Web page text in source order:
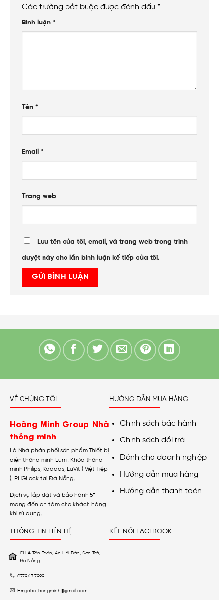
Các trường bắt buộc được đánh dấu *
Bình luận *
Tên *
Email *
Trang web
Lưu tên của tôi, email, và trang web trong trình
duyệt này cho lần bình luận kế tiếp của tôi.
VỀ CHÚNG TÔI
Hoàng Minh Group_Nhà
thông minh
Là Nhà phân phối sản phẩm Thiết bị
điện thông minh Lumi, Khóa thông
minh Philips, Kaadas, LuVit ( Việt Tiệp
), PHGLock tại Đà Nẵng.
Dịch vụ lắp đặt và bảo hành 5*
mang đến an tâm cho khách hàng
khi sử dụng.
HƯỚNG DẪN MUA HÀNG
Chính sách bảo hành
Chính sách đổi trả
Dành cho doanh nghiệp
Hướng dẫn mua hàng
Hướng dẫn thanh toán
THÔNG TIN LIÊN HỆ
01 Lê Tấn Toán, An Hải Bắc, Sơn Trà,
Đà Nẵng
0779.43.7999
Hmgnhathongminh@gmail.com
KẾT NỐI FACEBOOK